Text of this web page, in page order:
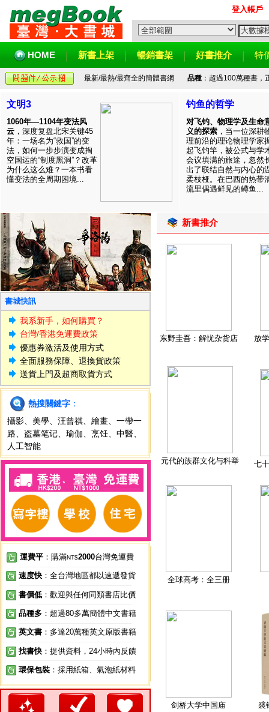
登入帳戶
HOME 新書上架 暢銷書架 好書推介 特
最新/最熱/最齊全的簡體書網 品種：超過100萬種書，
文明3
1060年—1104年变法风
云 ，深度复盘北宋关键45
年：一场名为“救国”的变
法，如何一步步演变成掏
空国运的“制度黑洞”？改革
为什么这么难？一本书看
懂变法的全周期困境...
钓鱼的哲学
对飞钓、物理学及生命
义的探索 ，当一位深耕
理前沿的理论物理学家
起飞钓竿，被公式与学
会议填满的旅途，忽然
出了联结自然与内心的
柔枝桠。在巴西的热带
流里偶遇鲜见的鳟鱼...
書城快訊
我系新手，如何購買？
台灣/香港免運費政策
優惠券激活及使用方式
全面服務保障、退換貨政策
送貨上門及超商取貨方式
熱搜關鍵字 ：
攝影
美學 汪曾祺 繪畫
一帶一
路
盗墓笔记 瑜伽 烹饪 中醫
人工智能
運費平 ：購滿NT$2000台灣免運費
速度快 ：全台灣地區都以速遞發貨
書價低 ：歡迎與任何同類書店比價
品種多 ：超過80多萬簡體中文書籍
英文書 ：多達20萬種英文原版書籍
找書快 ：提供資料，24小時內反饋
環保包裝 ：採用紙箱、氣泡紙材料
新書推介
东野圭吾：解忧杂货店 放
元代的族群文化与科举 七
全球高考：全三册
剑桥大学中国庙 裘